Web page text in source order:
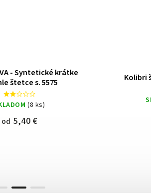
Da Vinci štetce s. 8630
SKLADOM